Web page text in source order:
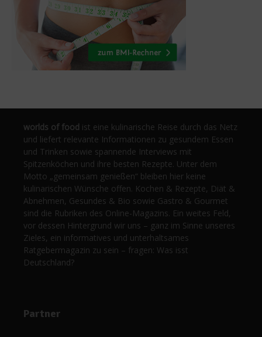
worlds of food ist eine kulinarische Reise durch das Netz
und liefert relevante Informationen zu gesundem Essen
und Trinken sowie spannende Interviews mit
Spitzenköchen und ihre besten Rezepte. Unter dem
Motto „gemeinsam genießen“ bleiben hier keine
kulinarischen Wünsche offen. Kochen & Rezepte, Diät &
Abnehmen, Gesundes & Bio sowie Gastro & Gourmet
sind die Rubriken des Online-Magazins. Ein weites Feld,
vor dessen Hintergrund wir uns – ganz im Sinne unseres
Zieles, ein informatives und unterhaltsames
Ratgebermagazin zu sein – fragen: Was isst
Deutschland?
Partner